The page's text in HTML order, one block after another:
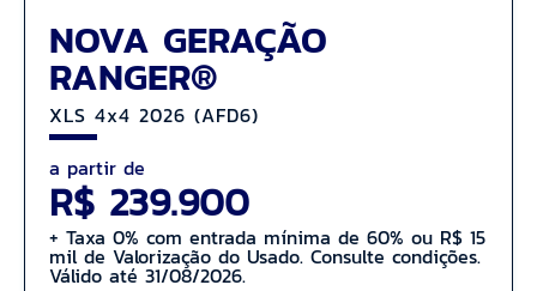
NOVA GERAÇÃO
RANGER®
XLS 4x4 2026 (AFD6)
a partir de
R$ 239.900
+ Taxa 0% com entrada mínima de 60% ou R$ 15
mil de Valorização do Usado. Consulte condições.
Válido até 31/08/2026.